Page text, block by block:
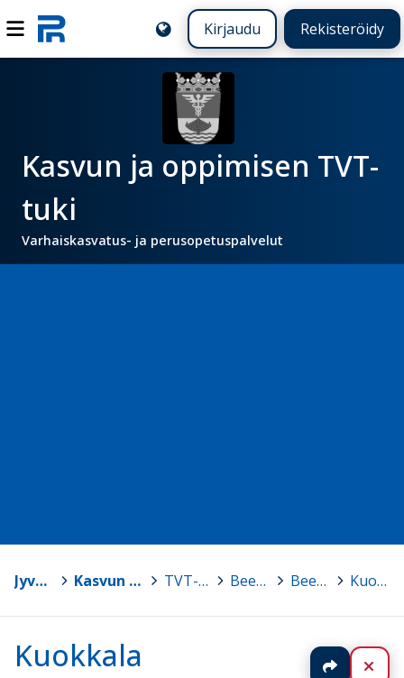
Kirjaudu Rekisteröidy
Kasvun ja oppimisen TVT-
tuki
Varhaiskasvatus- ja perusopetuspalvelut
Jyväskylä > Kasvun ja oppimisen TVT-tuki > TVT-tarvikelainaamo > Bee-Bot -robotit > BeeBot, setti 3 > Kuokkala
Kuokkala Jaa